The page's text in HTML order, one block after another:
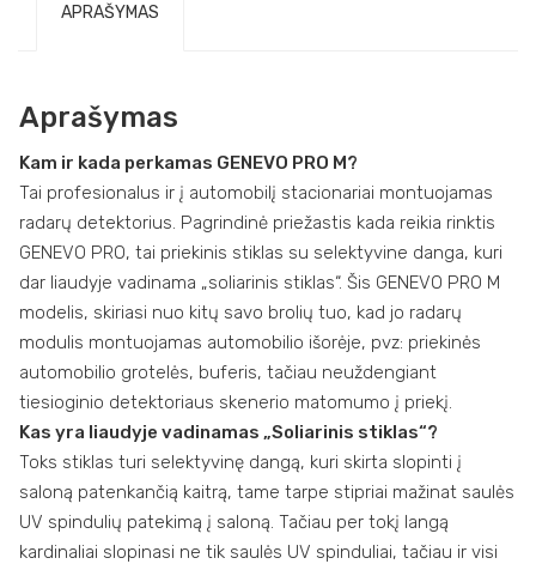
APRAŠYMAS
Aprašymas
Kam ir kada perkamas GENEVO PRO M?
Tai profesionalus ir į automobilį stacionariai montuojamas
radarų detektorius. Pagrindinė priežastis kada reikia rinktis
GENEVO PRO, tai priekinis stiklas su selektyvine danga, kuri
dar liaudyje vadinama „soliarinis stiklas“. Šis GENEVO PRO M
modelis, skiriasi nuo kitų savo brolių tuo, kad jo radarų
modulis montuojamas automobilio išorėje, pvz: priekinės
automobilio grotelės, buferis, tačiau neuždengiant
tiesioginio detektoriaus skenerio matomumo į priekį.
Kas yra liaudyje vadinamas „Soliarinis stiklas“?
Toks stiklas turi selektyvinę dangą, kuri skirta slopinti į
saloną patenkančią kaitrą, tame tarpe stipriai mažinat saulės
UV spindulių patekimą į saloną. Tačiau per tokį langą
kardinaliai slopinasi ne tik saulės UV spinduliai, tačiau ir visi